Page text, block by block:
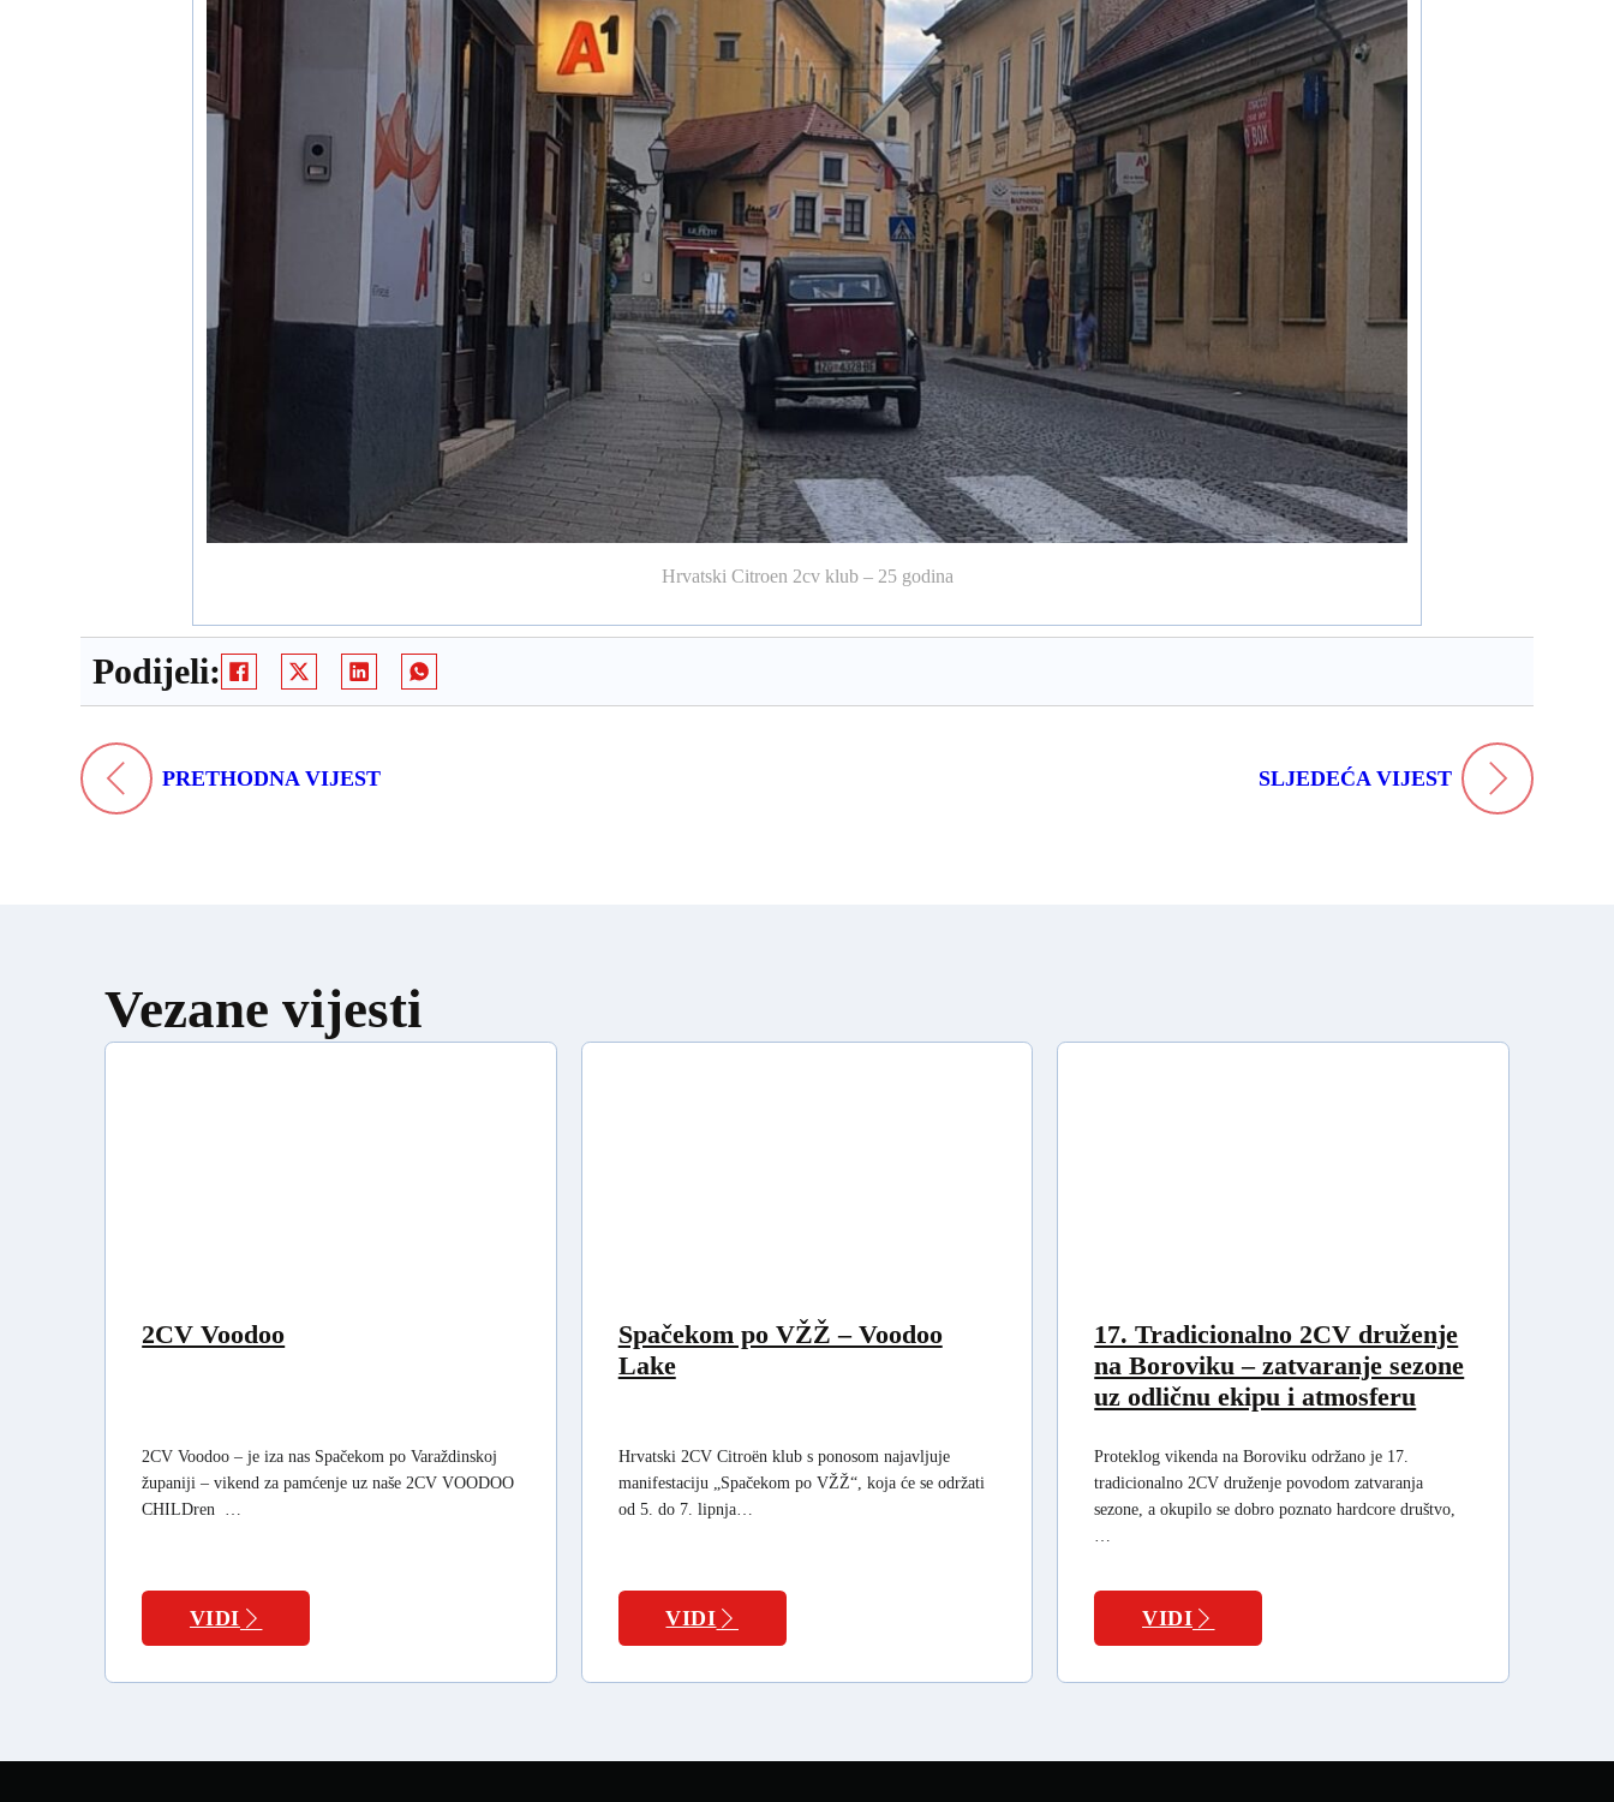
Hrvatski Citroen 2cv klub – 25 godina
Podijeli:
PRETHODNA VIJEST SLJEDEĆA VIJEST
Vezane vijesti
2CV Voodoo
2CV Voodoo – je iza nas Spačekom po Varaždinskoj
županiji – vikend za pamćenje uz naše 2CV VOODOO
CHILDren …
VIDI
Spačekom po VŽŽ – Voodoo
Lake
Hrvatski 2CV Citroën klub s ponosom najavljuje
manifestaciju „Spačekom po VŽŽ“, koja će se održati
od 5. do 7. lipnja…
VIDI
17. Tradicionalno 2CV druženje
na Boroviku – zatvaranje sezone
uz odličnu ekipu i atmosferu
Proteklog vikenda na Boroviku održano je 17.
tradicionalno 2CV druženje povodom zatvaranja
sezone, a okupilo se dobro poznato hardcore društvo,
VIDI